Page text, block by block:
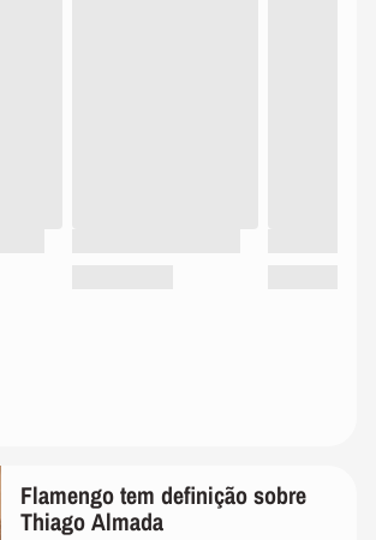
Flamengo tem definição sobre
Thiago Almada